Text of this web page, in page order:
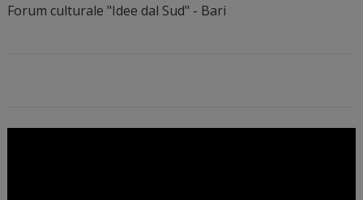
Forum culturale "Idee dal Sud" - Bari